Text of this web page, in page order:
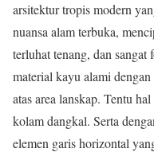
arsitektur tropis modern
nuansa alam terbuka,
terluhat tenang, dan
material kayu alami
atas area lanskap. Tentu
kolam dangkal. Serta
elemen garis horizontal